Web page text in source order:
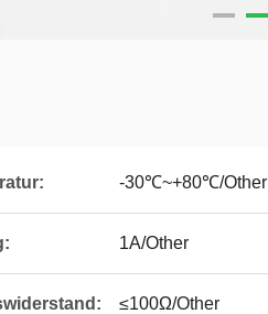
-30℃~+80℃/Other
1A/Other
≤100Ω/Other